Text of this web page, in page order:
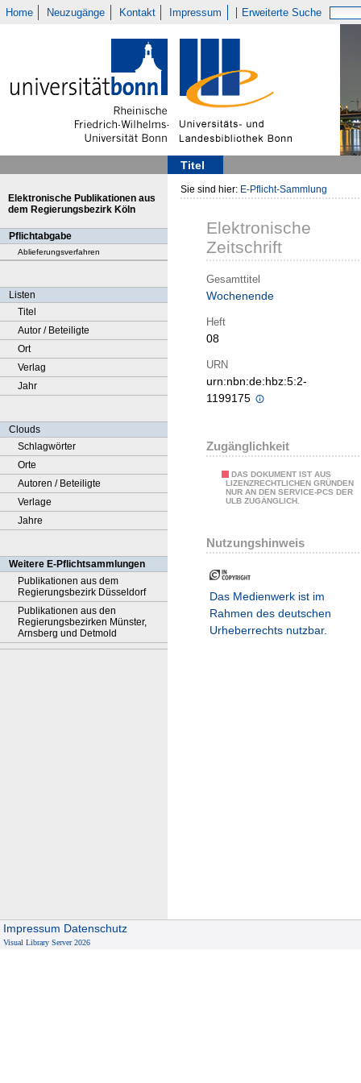
Home Neuzugänge Kontakt Impressum Erweiterte Suche
Titel
Elektronische Publikationen aus
dem Regierungsbezirk Köln
Pflichtabgabe
Ablieferungsverfahren
Listen
Titel
Autor / Beteiligte
Ort
Verlag
Jahr
Clouds
Schlagwörter
Orte
Autoren / Beteiligte
Verlage
Jahre
Weitere E-Pflichtsammlungen
Publikationen aus dem
Regierungsbezirk Düsseldorf
Publikationen aus den
Regierungsbezirken Münster,
Arnsberg und Detmold
Sie sind hier: E-Pflicht-Sammlung
Elektronische
Zeitschrift
Gesamttitel
Wochenende
Heft
08
URN
urn:nbn:de:hbz:5:2-
1199175
Zugänglichkeit
DAS DOKUMENT IST AUS
LIZENZRECHTLICHEN GRÜNDEN
NUR AN DEN SERVICE-PCS DER
ULB ZUGÄNGLICH.
Nutzungshinweis
Das Medienwerk ist im
Rahmen des deutschen
Urheberrechts nutzbar.
Impressum Datenschutz
Visual Library Server 2026